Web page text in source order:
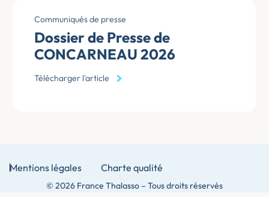
Communiqués de presse
Dossier de Presse de
CONCARNEAU 2026
Télécharger l'article
Mentions légales Charte qualité
© 2026 France Thalasso – Tous droits réservés